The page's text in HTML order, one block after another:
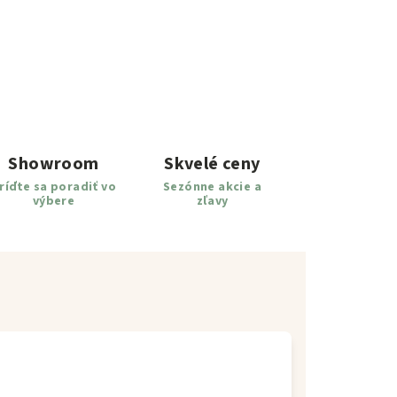
Showroom
sa poradiť vo
výbere
Skvelé ceny
Sezónne akcie a
zľavy